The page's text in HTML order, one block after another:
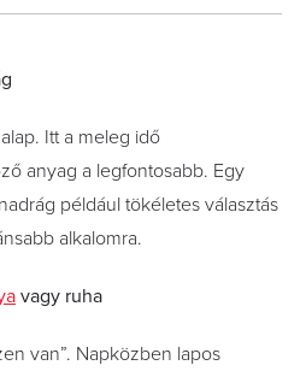
Itt a meleg idő
anyag a legfontosabb. Egy
például tökéletes választás
alkalomra.
vagy ruha
van”. Napközben lapos